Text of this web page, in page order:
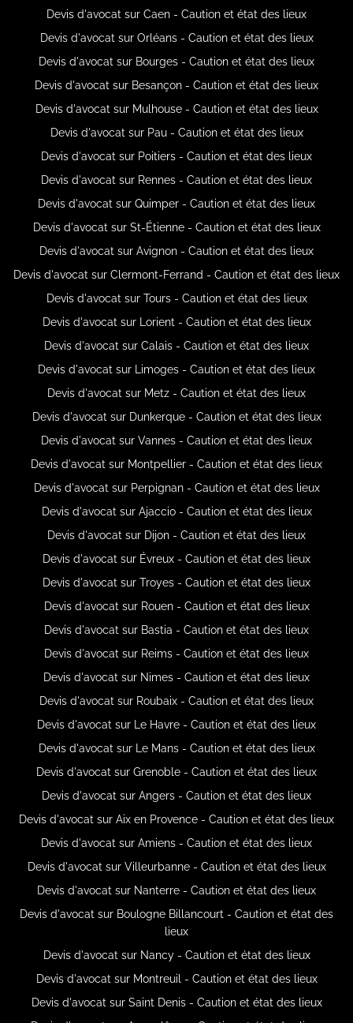
Devis d'avocat sur Caen - Caution et état des lieux
Devis d'avocat sur Orléans - Caution et état des lieux
Devis d'avocat sur Bourges - Caution et état des lieux
Devis d'avocat sur Besançon - Caution et état des lieux
Devis d'avocat sur Mulhouse - Caution et état des lieux
Devis d'avocat sur Pau - Caution et état des lieux
Devis d'avocat sur Poitiers - Caution et état des lieux
Devis d'avocat sur Rennes - Caution et état des lieux
Devis d'avocat sur Quimper - Caution et état des lieux
Devis d'avocat sur St-Étienne - Caution et état des lieux
Devis d'avocat sur Avignon - Caution et état des lieux
Devis d'avocat sur Clermont-Ferrand - Caution et état des lieux
Devis d'avocat sur Tours - Caution et état des lieux
Devis d'avocat sur Lorient - Caution et état des lieux
Devis d'avocat sur Calais - Caution et état des lieux
Devis d'avocat sur Limoges - Caution et état des lieux
Devis d'avocat sur Metz - Caution et état des lieux
Devis d'avocat sur Dunkerque - Caution et état des lieux
Devis d'avocat sur Vannes - Caution et état des lieux
Devis d'avocat sur Montpellier - Caution et état des lieux
Devis d'avocat sur Perpignan - Caution et état des lieux
Devis d'avocat sur Ajaccio - Caution et état des lieux
Devis d'avocat sur Dijon - Caution et état des lieux
Devis d'avocat sur Évreux - Caution et état des lieux
Devis d'avocat sur Troyes - Caution et état des lieux
Devis d'avocat sur Rouen - Caution et état des lieux
Devis d'avocat sur Bastia - Caution et état des lieux
Devis d'avocat sur Reims - Caution et état des lieux
Devis d'avocat sur Nimes - Caution et état des lieux
Devis d'avocat sur Roubaix - Caution et état des lieux
Devis d'avocat sur Le Havre - Caution et état des lieux
Devis d'avocat sur Le Mans - Caution et état des lieux
Devis d'avocat sur Grenoble - Caution et état des lieux
Devis d'avocat sur Angers - Caution et état des lieux
Devis d'avocat sur Aix en Provence - Caution et état des lieux
Devis d'avocat sur Amiens - Caution et état des lieux
Devis d'avocat sur Villeurbanne - Caution et état des lieux
Devis d'avocat sur Nanterre - Caution et état des lieux
Devis d'avocat sur Boulogne Billancourt - Caution et état des
lieux
Devis d'avocat sur Nancy - Caution et état des lieux
Devis d'avocat sur Montreuil - Caution et état des lieux
Devis d'avocat sur Saint Denis - Caution et état des lieux